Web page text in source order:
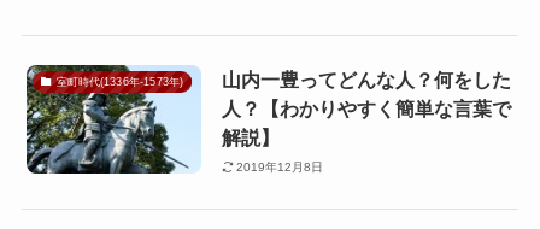
室町時代(1336年-1573年)
山内一豊ってどんな人？何をした
人？【わかりやすく簡単な言葉で
解説】
2019年12月8日